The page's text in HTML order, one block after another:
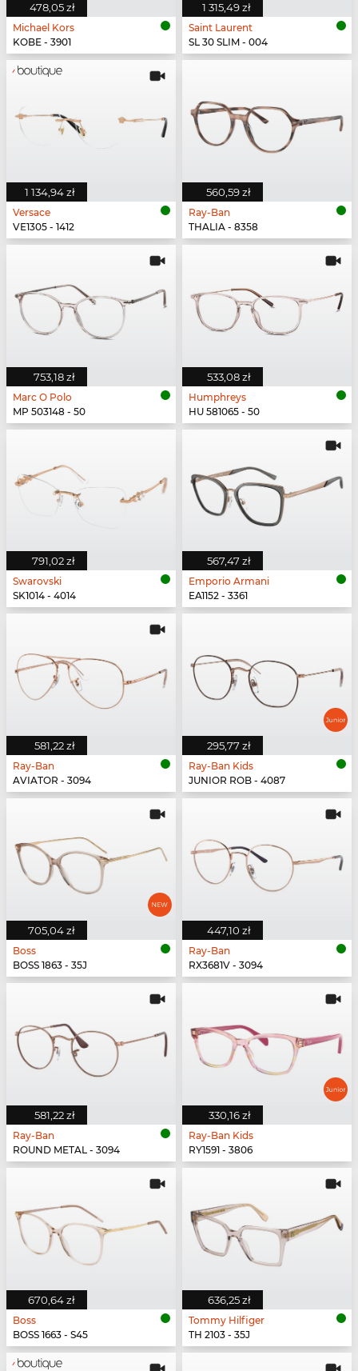
478,05 zł
Michael Kors
KOBE - 3901
1 315,49 zł
Saint Laurent
SL 30 SLIM - 004
1 134,94 zł
Versace
VE1305 - 1412
560,59 zł
Ray-Ban
THALIA - 8358
753,18 zł
Marc O Polo
MP 503148 - 50
533,08 zł
Humphreys
HU 581065 - 50
791,02 zł
Swarovski
SK1014 - 4014
567,47 zł
Emporio Armani
EA1152 - 3361
581,22 zł
Ray-Ban
AVIATOR - 3094
295,77 zł
Ray-Ban Kids
JUNIOR ROB - 4087
705,04 zł
Boss
BOSS 1863 - 35J
447,10 zł
Ray-Ban
RX3681V - 3094
581,22 zł
Ray-Ban
ROUND METAL - 3094
330,16 zł
Ray-Ban Kids
RY1591 - 3806
670,64 zł
Boss
BOSS 1663 - S45
636,25 zł
Tommy Hilfiger
TH 2103 - 35J